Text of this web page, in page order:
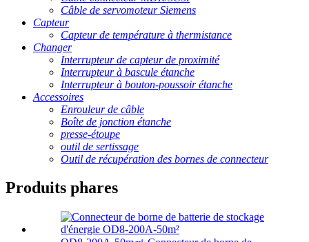
Câble de servomoteur Siemens
Capteur
Capteur de température à thermistance
Changer
Interrupteur de capteur de proximité
Interrupteur à bascule étanche
Interrupteur à bouton-poussoir étanche
Accessoires
Enrouleur de câble
Boîte de jonction étanche
presse-étoupe
outil de sertissage
Outil de récupération des bornes de connecteur
Produits phares